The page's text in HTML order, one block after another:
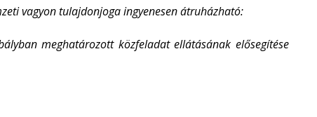
vagyon tulajdonjoga ingyenesen átruházható:
meghatározott közfeladat ellátásának elősegítése